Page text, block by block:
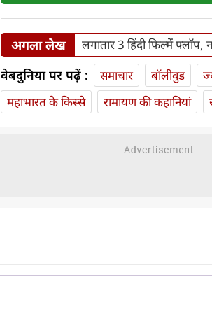
अगला लेख लगातार 3 हिंदी फिल्में
वेबदुनिया पर पढ़ें : समाचार बॉलीवुड
महाभारत के किस्से
रामायण की कहानियां